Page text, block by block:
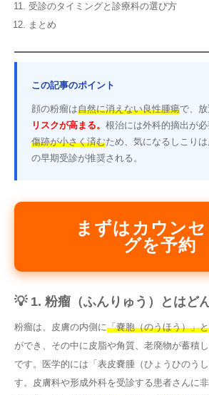
受診のタイミングと診療科の選び方
まとめ
この記事のポイント
顔の粉瘤は自然に消えない良性腫瘍で、
リスクが高まる。 根治には外科的摘出が必
傷跡が小さく済むため、気になるしこり
の早期受診が推奨される。
まずはカウン
グを予約
💡 1. 粉瘤（ふんりゅう）とはど
粉瘤は、皮膚の内側に「嚢胞（のうほう）」
ができ、その中に皮脂や角質、老廃物が蓄積し
です。医学的には「表皮嚢腫（ひょうひのう
す。皮膚科や形成外科を受診する患者さんに